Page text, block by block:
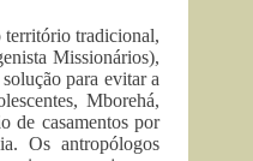
território tradicional,
Missionários),
para evitar a
Mborehá,
de casamentos por
Os antropólogos